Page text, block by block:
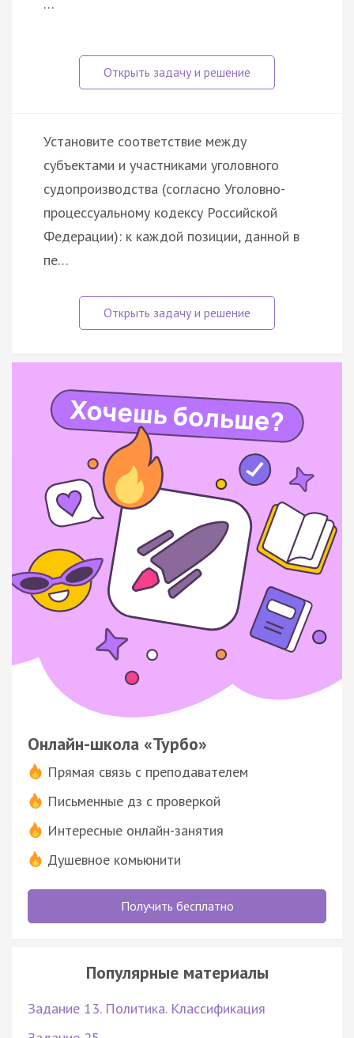
Установите соответствие между
субъектами и участниками уголовного
судопроизводства (согласно Уголовно-
процессуальному кодексу Российской
Федерации): к каждой позиции, данной в
пе…
Онлайн-школа «Турбо»
Прямая связь с преподавателем
Письменные дз с проверкой
Интересные онлайн-занятия
Душевное комьюнити
Получить бесплатно
Популярные материалы
Задание 13. Политика. Классификация